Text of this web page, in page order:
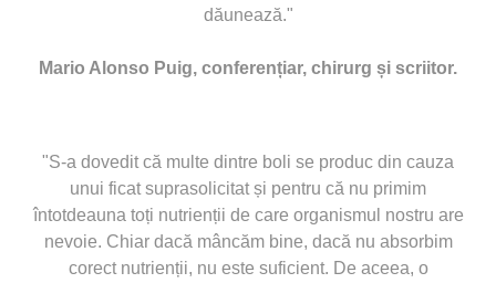
dăunează."
Mario Alonso Puig, conferențiar, chirurg și scriitor.
"S-a dovedit că multe dintre boli se produc din cauza
unui ficat suprasolicitat și pentru că nu primim
întotdeauna toți nutrienții de care organismul nostru are
nevoie. Chiar dacă mâncăm bine, dacă nu absorbim
corect nutrienții, nu este suficient. De aceea, o